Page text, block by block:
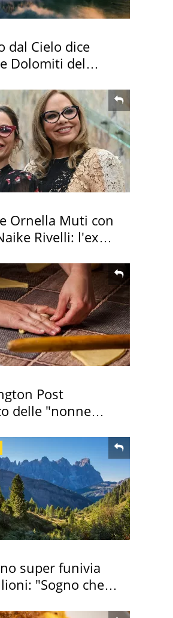
dal Cielo dice
Dolomiti del
Ornella Muti con
Rivelli: l'ex
Post
delle "nonne
super funivia
"Sogno che si